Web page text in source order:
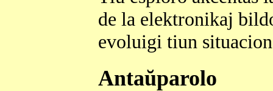
de la elektronikaj
evoluigi tiun
Antaŭparolo